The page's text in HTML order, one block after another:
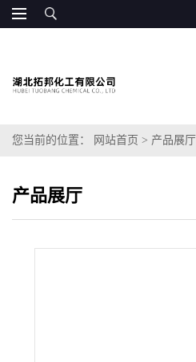
您当前的位置： 网站首页 > 产品展厅
产品展厅